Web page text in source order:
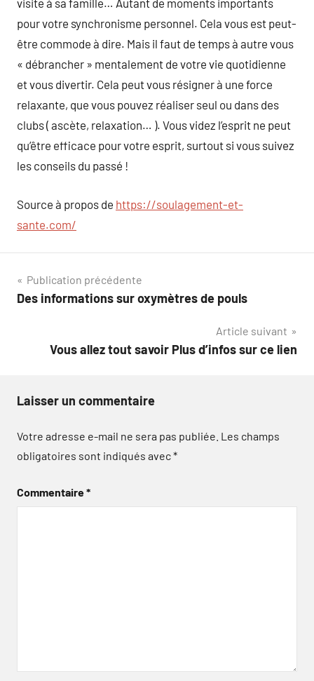
visite à sa famille… Autant de moments importants
pour votre synchronisme personnel. Cela vous est peut-
être commode à dire. Mais il faut de temps à autre vous
« débrancher » mentalement de votre vie quotidienne
et vous divertir. Cela peut vous résigner à une force
relaxante, que vous pouvez réaliser seul ou dans des
clubs ( ascète, relaxation… ). Vous videz l’esprit ne peut
qu’être efficace pour votre esprit, surtout si vous suivez
les conseils du passé !
Source à propos de https://soulagement-et-
sante.com/
Navigation
de
Publication précédente
Des informations sur oxymètres de pouls
Article suivant
Vous allez tout savoir Plus d’infos sur ce lien
Laisser un commentaire
Votre adresse e-mail ne sera pas publiée. Les champs
obligatoires sont indiqués avec*
Commentaire*